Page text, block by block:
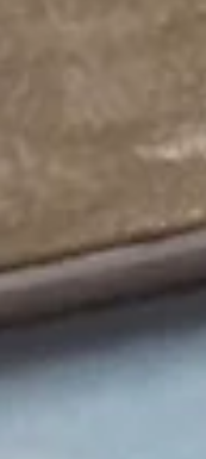
ラーネイルにシェルア
りネイル ブルーのマグ
ラッシュシェルを乗せ
プのような グラデーシ
て真っ赤なシアーカラ
しげなマグネットカラ
クのマグネットのマー
めたような グリーンオ
ューシーオレンジネイ
カラーのゴールドとシ
ネイル デニムと、トロ
イル 手描きジュエリー